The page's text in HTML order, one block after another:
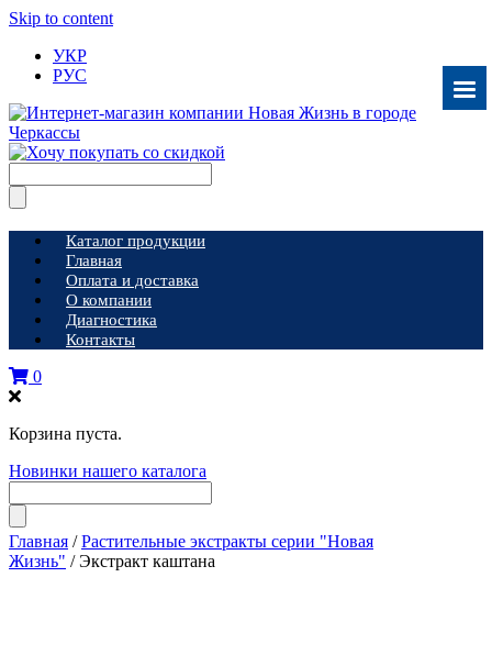
Skip to content
УКР
РУС
Каталог продукции
Главная
Оплата и доставка
О компании
Диагностика
Контакты
0
Корзина пуста.
Новинки нашего каталога
Главная /Растительные экстракты серии "Новая
Жизнь" / Экстракт каштана